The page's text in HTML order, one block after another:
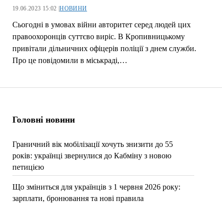
Головні новини
Граничний вік мобілізації хочуть знизити до 55
років: українці звернулися до Кабміну з новою
петицією
Що зміниться для українців з 1 червня 2026 року:
зарплати, бронювання та нові правила
19.06.2023 15:02 |НОВИНИ
Сьогодні в умовах війни авторитет серед людей цих
правоохоронців суттєво виріс. В Кропивницькому
привітали дільничних офіцерів поліції з днем служби.
Про це повідомили в міськраді,…